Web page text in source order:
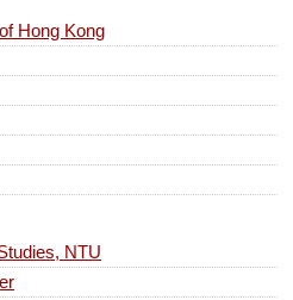
Hong Kong
NTU